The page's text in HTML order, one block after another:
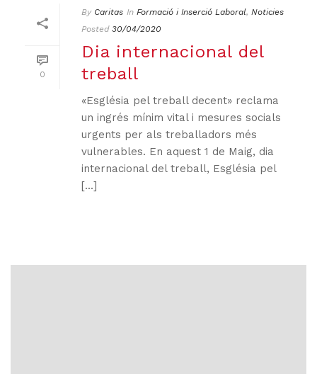
0
By Caritas In Formació i Inserció Laboral, Noticies
Posted 30/04/2020
Dia internacional del
treball
«Església pel treball decent» reclama
un ingrés mínim vital i mesures socials
urgents per als treballadors més
vulnerables. En aquest 1 de Maig, dia
internacional del treball, Església pel
[...]